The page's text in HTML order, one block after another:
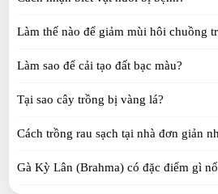
TUE 10, 2025
Mua con giống gà Ai Cập
Làm thế nào để giảm mùi hôi chuồng
Làm sao để cải tạo đất bạc màu?
Tại sao cây trồng bị vàng lá?
Cách trồng rau sạch tại nhà đơn giản
Gà Kỳ Lân (Brahma) có đặc điểm gì